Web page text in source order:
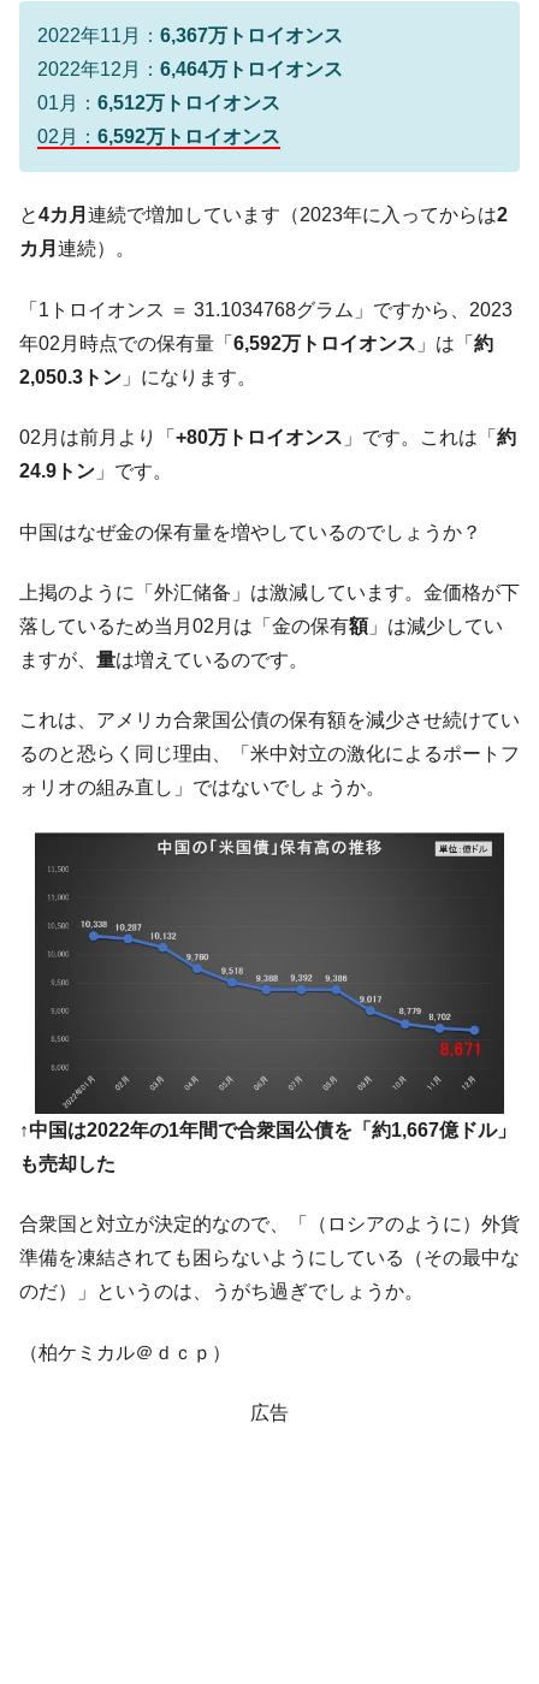
Fact1 奇跡の毛色「白毛馬」とは？
Fact1
全て勝つといくら？ 競馬GI競走で勝利騎手がもら
える賞金とは？
Fact1 平成仮面ライダーの意外すぎるモチーフとは？
なスーパーリーグとは？
Fact1
日本人マスターズ挑戦の歴史。松山以前に最高位
Fact1
甲子園通算本塁打、最多の清原に次いで多く打っ
ている意外な選手とは？
Fact1 セレクトセールの高額取引馬が稼いだ金額とは？
2022年11月： 6,367万トロイオンス
2022年12月： 6,464万トロイオンス
01月： 6,512万トロイオンス
02月： 6,592万トロイオンス
と4カ月 連続で増加しています（2023年に入ってからは2
カ月 連続）。
「1トロイオンス ＝ 31.1034768グラム」ですから、2023
年02月時点での保有量「 6,592万トロイオンス 」は「 約
2,050.3トン 」になります。
02月は前月より「 +80万トロイオンス 」です。これは「 約
24.9トン 」です。
中国はなぜ金の保有量を増やしているのでしょうか？
上掲のように「外汇储备」は激減しています。金価格が下
落しているため当月02月は「金の保有額」は減少してい
ますが、 量は増えているのです。
これは、アメリカ合衆国公債の保有額を減少させ続けてい
るのと恐らく同じ理由、「米中対立の激化によるポートフ
ォリオの組み直し」ではないでしょうか。
↑中国は2022年の1年間で合衆国公債を「約1,667億ドル」
も売却した
合衆国と対立が決定的なので、「（ロシアのように）外貨
準備を凍結されても困らないようにしている（その最中な
のだ）」というのは、うがち過ぎでしょうか。
（柏ケミカル＠ｄｃｐ）
広告